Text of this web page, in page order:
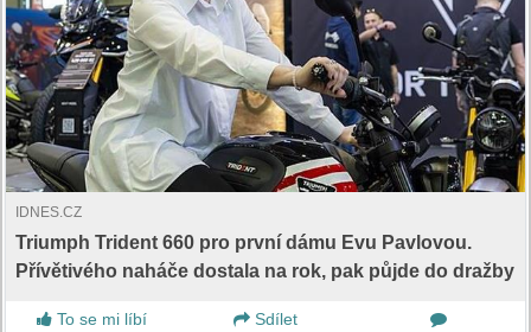
IDNES.CZ
Triumph Trident 660 pro první dámu Evu Pavlovou.
Přívětivého naháče dostala na rok, pak půjde do dražby
To se mi líbí
Sdílet